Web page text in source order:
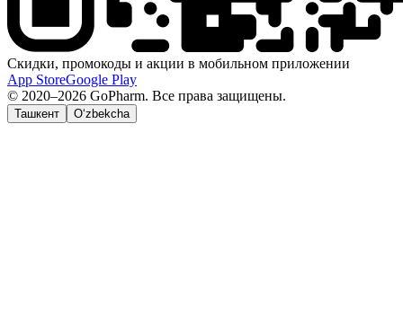
Скидки, промокоды и акции в мобильном приложении
App StoreGoogle Play
© 2020–2026 GoPharm. Все права защищены.
Ташкент O‘zbekcha